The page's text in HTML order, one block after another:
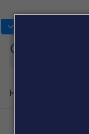
Home Produtos e